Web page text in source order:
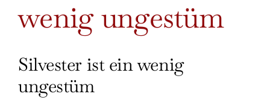
wenig ungestüm
Silvester ist ein wenig
ungestüm